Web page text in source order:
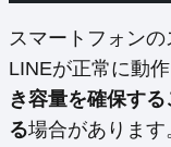
スマートフォンの
LINEが正常に動
き容量を確保す
る場合がありま